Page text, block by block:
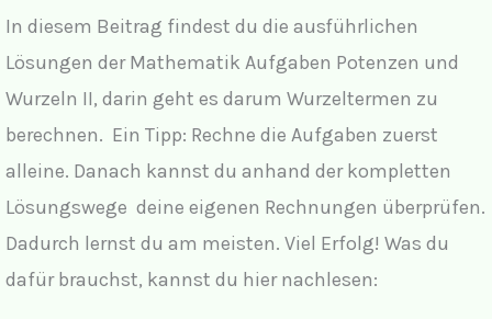
In diesem Beitrag findest du die ausführlichen
Lösungen der Mathematik Aufgaben Potenzen und
Wurzeln II, darin geht es darum Wurzeltermen zu
berechnen. Ein Tipp: Rechne die Aufgaben zuerst
alleine. Danach kannst du anhand der kompletten
Lösungswege deine eigenen Rechnungen überprüfen.
Dadurch lernst du am meisten. Viel Erfolg! Was du
dafür brauchst, kannst du hier nachlesen: